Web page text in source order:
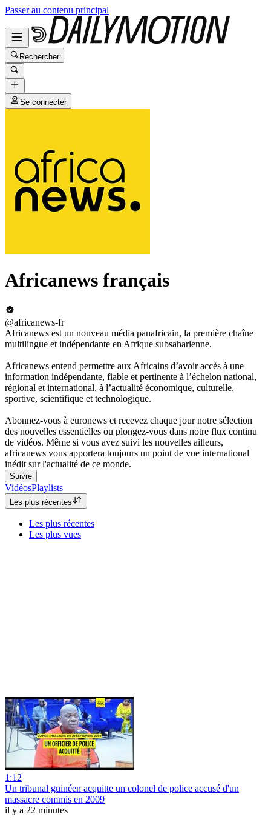
Passer au contenu principal
Rechercher
Se connecter
Africanews français
@africanews-fr
Africanews est un nouveau média panafricain, la première chaîne
multilingue et indépendante en Afrique subsaharienne.
Africanews entend permettre aux Africains d’avoir accès à une
information indépendante, fiable et pertinente à l’échelon national,
régional et international, à l’actualité économique, culturelle,
sportive, scientifique et technologique.
Abonnez-vous à euronews et recevez chaque jour notre sélection
des nouvelles essentielles ou plongez-vous dans notre flux continu
de vidéos. Même si vous avez suivi les nouvelles ailleurs,
africanews vous apportera toujours un point de vue international
inédit sur ​​l'actualité de ce monde.
Suivre
VidéosPlaylists
Les plus récentes
Les plus récentes
Les plus vues
1:12
Un tribunal guinéen acquitte un colonel de police accusé d'un
massacre commis en 2009
il y a 22 minutes